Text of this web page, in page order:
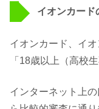
イオンカード
イオンカード、イ
「18歳以上（高校
インターネット上